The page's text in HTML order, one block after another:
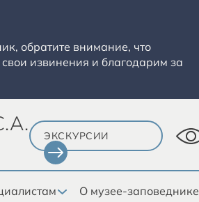
обратите внимание, что
извинения и благодарим за
ЭКСКУРСИИ
О музее-заповеднике